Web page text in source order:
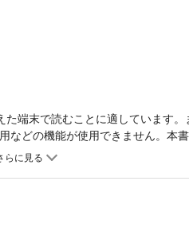
端末で読むことに適しています。
どの機能が使用できません。本
、この1冊で、勝利は常に君のもの